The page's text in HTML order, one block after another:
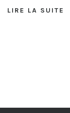
LIRE LA SUITE